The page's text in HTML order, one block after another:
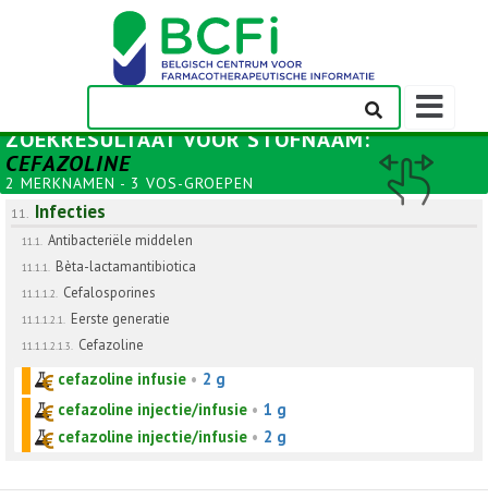
ZOEKRESULTAAT VOORSTOFNAAM:
CEFAZOLINE
2 MERKNAMEN - 3 VOS-GROEPEN
11. Infecties
11.1. Antibacteriële middelen
11.1.1. Bèta-lactamantibiotica
11.1.1.2. Cefalosporines
11.1.1.2.1. Eerste generatie
11.1.1.2.1.3. Cefazoline
cefazoline infusie • 2 g
cefazoline injectie/infusie • 1 g
cefazoline injectie/infusie • 2 g